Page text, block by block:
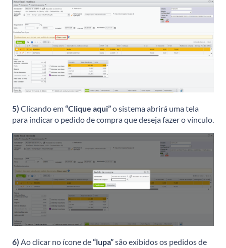
5) Clicando em“Clique aqui”o sistema abrirá uma tela
para indicar o pedido de compra que deseja fazer o vínculo.
6) Ao clicar no ícone de“lupa”são exibidos os pedidos de